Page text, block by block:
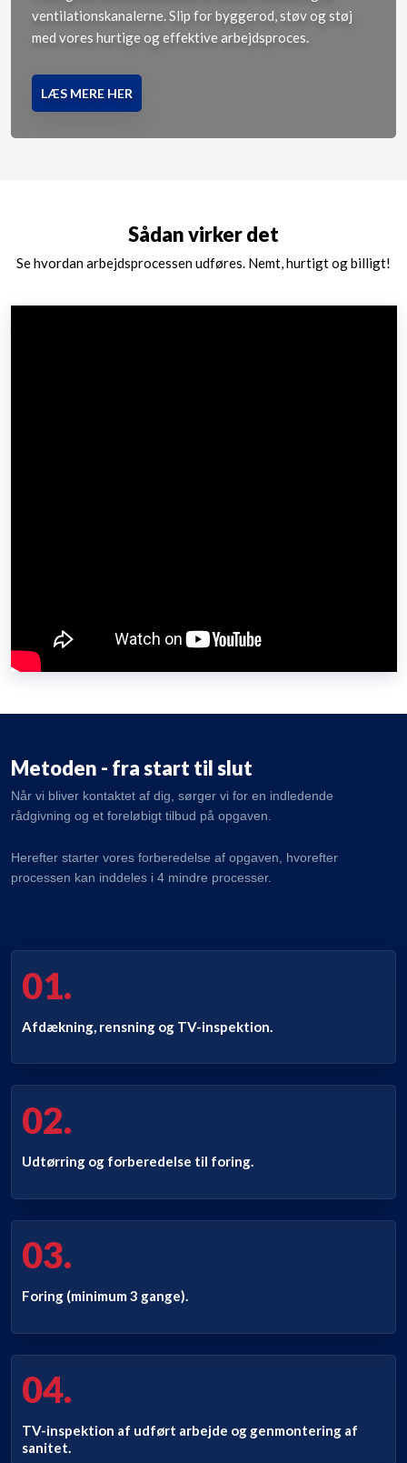
ventilationskanalerne. Slip for byggerod, støv og støj
med vores hurtige og effektive arbejdsproces.
LÆS MERE HER
Sådan virker det
Se hvordan arbejdsprocessen udføres. Nemt, hurtigt og billigt!​
Metoden - fra start til slut
Når vi bliver kontaktet af dig, sørger vi for en indledende
rådgivning og et foreløbigt tilbud på opgaven.
Herefter starter vores forberedelse af opgaven, hvorefter
processen kan inddeles i 4 mindre processer.
01.
Afdækning, rensning og TV-inspektion.
02.
Udtørring og forberedelse til foring.
03.
Foring (minimum 3 gange).
04.
TV-inspektion af udført arbejde og genmontering af
sanitet.